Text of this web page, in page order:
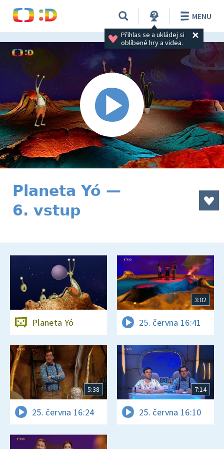
Přihlas se a ukládej si
oblíbené hry a videa.
MENU
Planeta Yó —
6. vstup
Planeta Yó
3:02
25. června 16:41
5:38
25. června 16:24
7:14
25. června 16:10